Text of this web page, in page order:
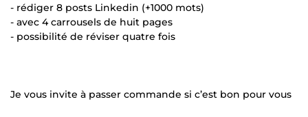
- rédiger 8 posts Linkedin (+1000 mots)
- avec 4 carrousels de huit pages
- possibilité de réviser quatre fois
Je vous invite à passer commande si c’est bon pour vous